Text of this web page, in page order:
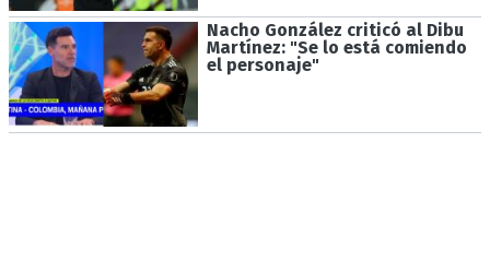
Nacho González criticó al Dibu
Martínez: "Se lo está comiendo
el personaje"